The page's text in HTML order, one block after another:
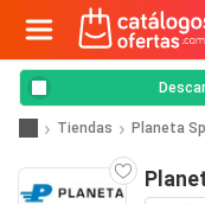
Tiendas Planeta